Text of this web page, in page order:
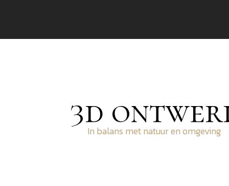
3d
In balans met natuur en omgeving